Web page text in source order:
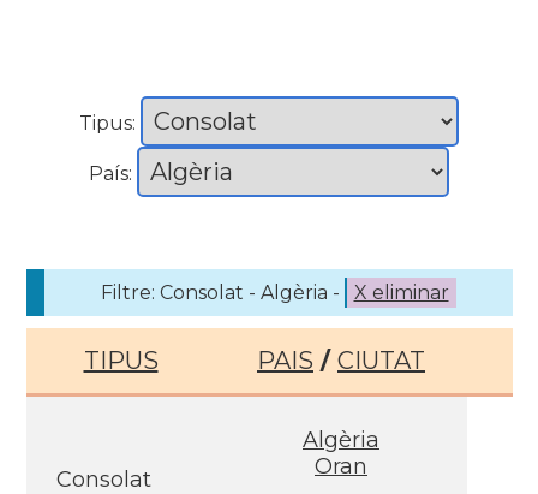
Tipus:
País:
Filtre: Consolat - Algèria - X eliminar
TIPUS PAIS / CIUTAT
Consolat
Algèria
Oran